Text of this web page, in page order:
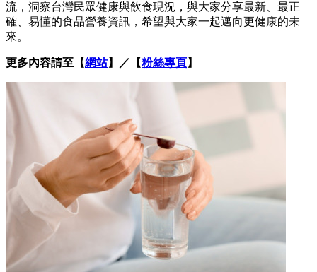
流，洞察台灣民眾健康與飲食現況，與大家分享最新、最正
確、易懂的食品營養資訊，希望與大家一起邁向更健康的未
來。
更多內容請至【網站】／【粉絲專頁】